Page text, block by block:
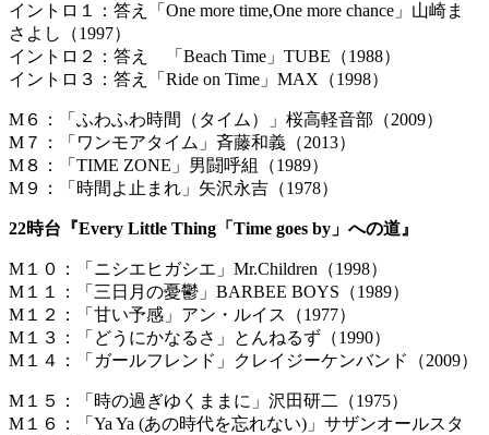
イントロ１：答え「One more time,One more chance」山崎ま
さよし（1997）
イントロ２：答え 「Beach Time」TUBE（1988）
イントロ３：答え「Ride on Time」MAX（1998）
M６：「ふわふわ時間（タイム）」桜高軽音部（2009）
M７：「ワンモアタイム」斉藤和義（2013）
M８：「TIME ZONE」男闘呼組（1989）
M９：「時間よ止まれ」矢沢永吉（1978）
22時台『Every Little Thing「Time goes by」への道』
M１０：「ニシエヒガシエ」Mr.Children（1998）
M１１：「三日月の憂鬱」BARBEE BOYS（1989）
M１２：「甘い予感」アン・ルイス（1977）
M１３：「どうにかなるさ」とんねるず（1990）
M１４：「ガールフレンド」クレイジーケンバンド（2009）
M１５：「時の過ぎゆくままに」沢田研二（1975）
M１６：「Ya Ya (あの時代を忘れない)」サザンオールスタ